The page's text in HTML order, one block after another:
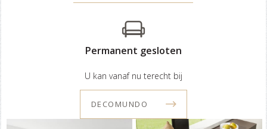
Permanent gesloten
U kan vanaf nu terecht bij
DECOMUNDO